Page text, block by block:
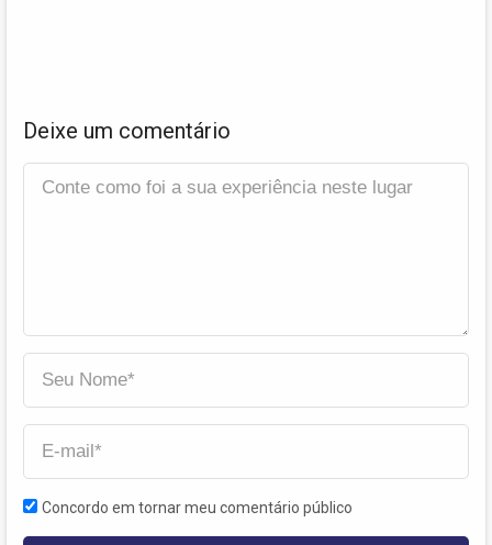
Deixe um comentário
Concordo em tornar meu comentário público